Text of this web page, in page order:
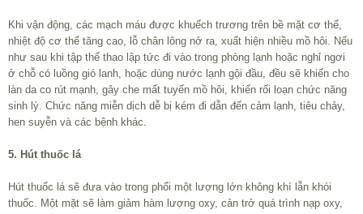
Khi vận động, các mạch máu được khuếch trương trên bề mặt cơ thể,
nhiệt độ cơ thể tăng cao, lỗ chân lông nở ra, xuất hiện nhiều mồ hôi. Nếu
như sau khi tập thể thao lập tức đi vào trong phòng lạnh hoặc nghỉ ngơi
ở chỗ có luồng gió lanh, hoặc dùng nước lạnh gội đầu, đều sẽ khiến cho
làn da co rút mạnh, gây che mất tuyến mồ hôi, khiến rối loạn chức năng
sinh lý. Chức năng miễn dịch dễ bị kém đi dẫn đến cảm lạnh, tiêu chảy,
hen suyễn và các bệnh khác.
5. Hút thuốc lá
Hút thuốc lá sẽ đưa vào trong phổi một lượng lớn không khí lẫn khói
thuốc. Một mặt sẽ làm giảm hàm lượng oxy, cản trở quá trình nạp oxy,